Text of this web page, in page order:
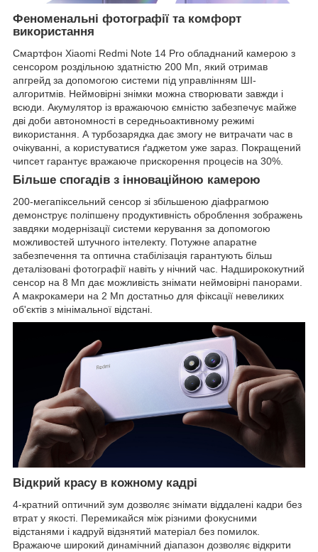
Феноменальні фотографії та комфорт
використання
Смартфон Xiaomi Redmi Note 14 Pro обладнаний камерою з
сенсором роздільною здатністю 200 Мп, який отримав
апгрейд за допомогою системи під управлінням ШІ-
алгоритмів. Неймовірні знімки можна створювати завжди і
всюди. Акумулятор із вражаючою ємністю забезпечує майже
дві доби автономності в середньоактивному режимі
використання. А турбозарядка дає змогу не витрачати час в
очікуванні, а користуватися ґаджетом уже зараз. Покращений
чипсет гарантує вражаюче прискорення процесів на 30%.
Більше спогадів з інноваційною камерою
200-мегапіксельний сенсор зі збільшеною діафрагмою
демонструє поліпшену продуктивність оброблення зображень
завдяки модернізації системи керування за допомогою
можливостей штучного інтелекту. Потужне апаратне
забезпечення та оптична стабілізація гарантують більш
деталізовані фотографії навіть у нічний час. Надширококутний
сенсор на 8 Мп дає можливість знімати неймовірні панорами.
А макрокамери на 2 Мп достатньо для фіксації невеликих
об'єктів з мінімальної відстані.
Відкрий красу в кожному кадрі
4-кратний оптичний зум дозволяє знімати віддалені кадри без
втрат у якості. Перемикайся між різними фокусними
відстанями і кадруй відзнятий матеріал без помилок.
Вражаюче широкий динамічний діапазон дозволяє відкрити